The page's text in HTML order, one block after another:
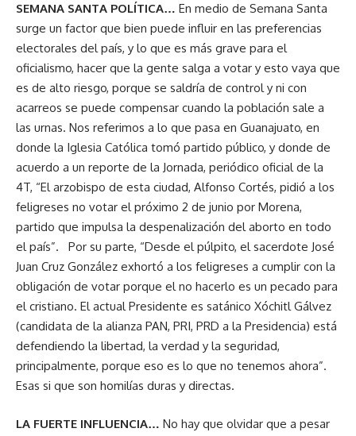
SEMANA SANTA POLÍTICA… En medio de Semana Santa
surge un factor que bien puede influir en las preferencias
electorales del país, y lo que es más grave para el
oficialismo, hacer que la gente salga a votar y esto vaya que
es de alto riesgo, porque se saldría de control y ni con
acarreos se puede compensar cuando la población sale a
las urnas. Nos referimos a lo que pasa en Guanajuato, en
donde la Iglesia Católica tomó partido público, y donde de
acuerdo a un reporte de la Jornada, periódico oficial de la
4T, “El arzobispo de esta ciudad, Alfonso Cortés, pidió a los
feligreses no votar el próximo 2 de junio por Morena,
partido que impulsa la despenalización del aborto en todo
el país”. Por su parte, “Desde el púlpito, el sacerdote José
Juan Cruz González exhortó a los feligreses a cumplir con la
obligación de votar porque el no hacerlo es un pecado para
el cristiano. El actual Presidente es satánico Xóchitl Gálvez
(candidata de la alianza PAN, PRI, PRD a la Presidencia) está
defendiendo la libertad, la verdad y la seguridad,
principalmente, porque eso es lo que no tenemos ahora”.
Esas si que son homilías duras y directas.
LA FUERTE INFLUENCIA… No hay que olvidar que a pesar